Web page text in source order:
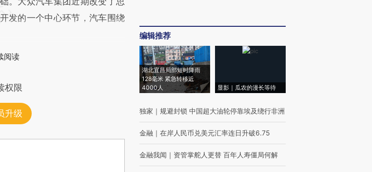
发的一个中心环节，汽车围绕
阅读
权限
升级
编辑推荐
湖北宜昌局部短时降雨
128毫米 紧急转移近
4000人
显影｜瓜农的漫长等待
独家 ｜ 规避封锁 中国超大油轮停靠埃及绕行非洲
金融 ｜ 在岸人民币兑美元汇率连日升破6.75
金融我闻 ｜ 资管掌舵人更替 百年人寿僵局何解